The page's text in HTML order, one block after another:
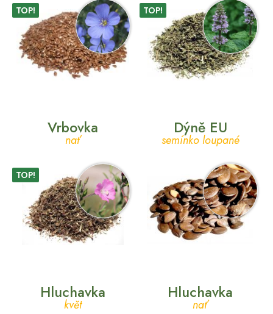
TOP! TOP!
Vrbovka
nať
TOP!
Dýně EU
semínko loupané
Hluchavka
květ
Hluchavka
nať